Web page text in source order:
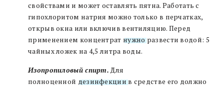
свойствами и может оставлять пятна. Работать с
гипохлоритом натрия можно только в перчатках,
открыв окна или включив вентиляцию. Перед
применением концентрат нужноразвести водой: 5
чайных ложек на 4,5 литра воды.
Изопропиловый спирт. Для
полноценной дезинфекциив средстве его должно